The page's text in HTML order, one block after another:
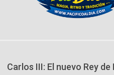
Carlos III: El nuevo Rey